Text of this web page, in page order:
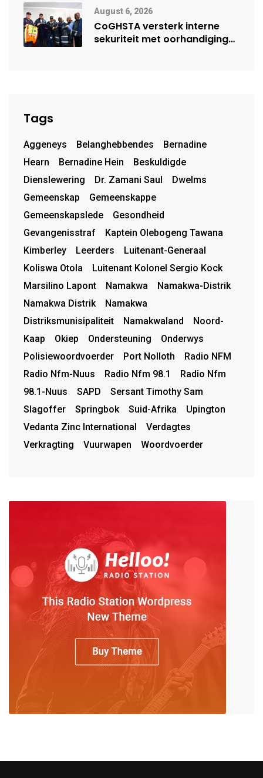
August 6, 2026
CoGHSTA versterk interne
sekuriteit met oorhandiging
Tags
Aggeneys Belanghebbendes
Bernadine
Hearn
Bernadine Hein
Beskuldigde
Dienslewering
Dr. Zamani Saul
Dwelms
Gemeenskap
Gemeenskappe
Gemeenskapslede
Gesondheid
Gevangenisstraf
Kaptein Olebogeng Tawana
Kimberley
Leerders
Luitenant-Generaal
Koliswa Otola
Luitenant Kolonel Sergio Kock
Marsilino Lapont
Namakwa
Namakwa-Distrik
Namakwa Distrik
Namakwa
Distriksmunisipaliteit
Namakwaland
Noord-
Kaap
Okiep Ondersteuning
Onderwys
Polisiewoordvoerder
Port Nolloth
Radio NFM
Radio Nfm-Nuus
Radio Nfm 98.1
Radio Nfm
98.1-Nuus
SAPD
Sersant Timothy Sam
Slagoffer
Springbok Suid-Afrika
Upington
Vedanta Zinc International
Verdagtes
Verkragting
Vuurwapen Woordvoerder